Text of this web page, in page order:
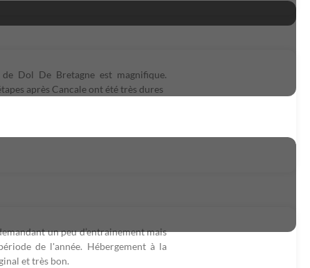
Dol De Bretagne est magnifique.
après Cancale ont été très dures
un peu d’entrainement mais
de l'année. Hébergement à la
et très bon.